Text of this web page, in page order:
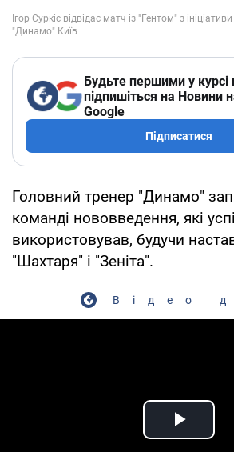
Будьте першими у курсі
підпишіться на Новини
Google
Підписатися
Головний тренер "Динамо"
команді нововведення, які
використовував, будучи
"Шахтаря" і "Зеніта".
Відео
Play